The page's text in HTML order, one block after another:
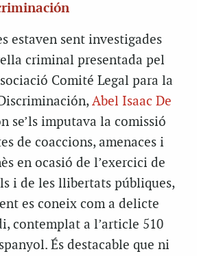
estaven sent investigades
criminal presentada pel
Comité Legal para la
Abel Isaac De
se’ls imputava la comissió
de coaccions, amenaces i
en ocasió de l’exercici de
i de les llibertats públiques,
es coneix com a delicte
contemplat a l’article 510
És destacable que ni